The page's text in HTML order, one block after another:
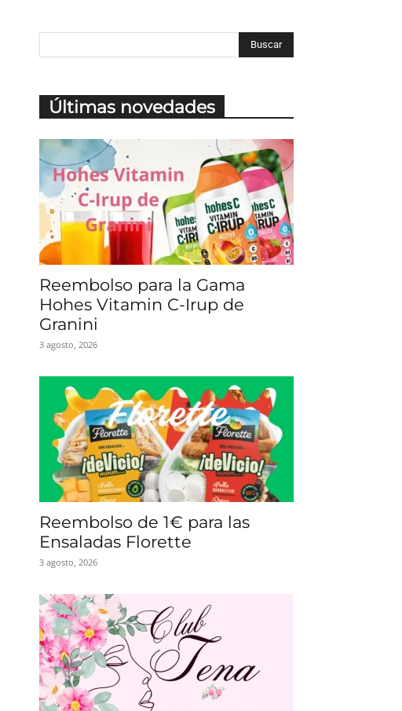
Últimas novedades
Reembolso para la Gama
Hohes Vitamin C-Irup de
Granini
3 agosto, 2026
Reembolso de 1€ para las
Ensaladas Florette
3 agosto, 2026